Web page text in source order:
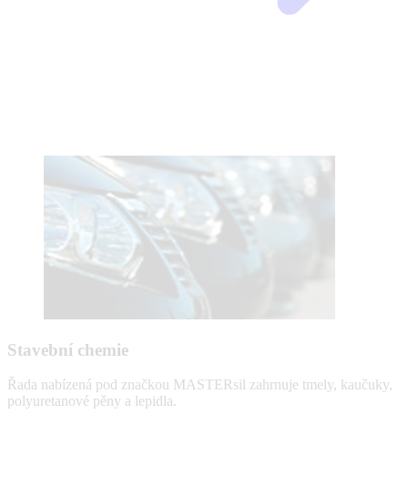
Stavební chemie
Řada nabízená pod značkou MASTERsil zahrnuje tmely, kaučuky,
polyuretanové pěny a lepidla.